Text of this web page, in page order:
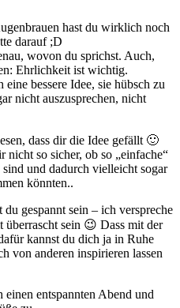
hast du wirklich noch
darauf ;D
wovon du sprichst. Auch,
Ehrlichkeit ist wichtig.
bessere Idee, sie hübsch zu
nicht auszusprechen, nicht
dass dir die Idee gefällt 🙂
nicht so sicher, ob so „einfache“
und dadurch vielleicht sogar
könnten..
gespannt sein – ich verspreche
überrascht sein 😉 Dass mit der
kannst du dich ja in Ruhe
von anderen inspirieren lassen
entspannten Abend und